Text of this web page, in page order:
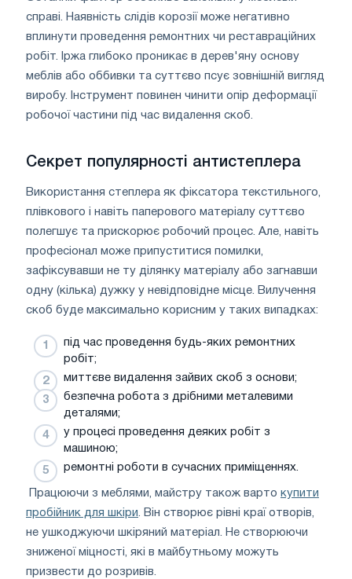
справі. Наявність слідів корозії може негативно
вплинути проведення ремонтних чи реставраційних
робіт. Іржа глибоко проникає в дерев'яну основу
меблів або оббивки та суттєво псує зовнішній вигляд
виробу. Інструмент повинен чинити опір деформації
робочої частини під час видалення скоб.
Секрет популярності антистеплера
Використання степлера як фіксатора текстильного,
плівкового і навіть паперового матеріалу суттєво
полегшує та прискорює робочий процес. Але, навіть
професіонал може припуститися помилки,
зафіксувавши не ту ділянку матеріалу або загнавши
одну (кілька) дужку у невідповідне місце. Вилучення
скоб буде максимально корисним у таких випадках:
під час проведення будь-яких ремонтних
робіт;
миттєве видалення зайвих скоб з основи;
безпечна робота з дрібними металевими
деталями;
у процесі проведення деяких робіт з
машиною;
ремонтні роботи в сучасних приміщеннях.
Працюючи з меблями, майстру також варто купити
пробійник для шкіри. Він створює рівні краї отворів,
не ушкоджуючи шкіряний матеріал. Не створюючи
зниженої міцності, які в майбутньому можуть
призвести до розривів.